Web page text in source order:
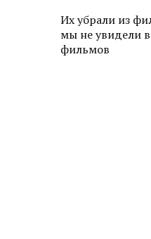
Их убрали из
мы не увидели
фильмов